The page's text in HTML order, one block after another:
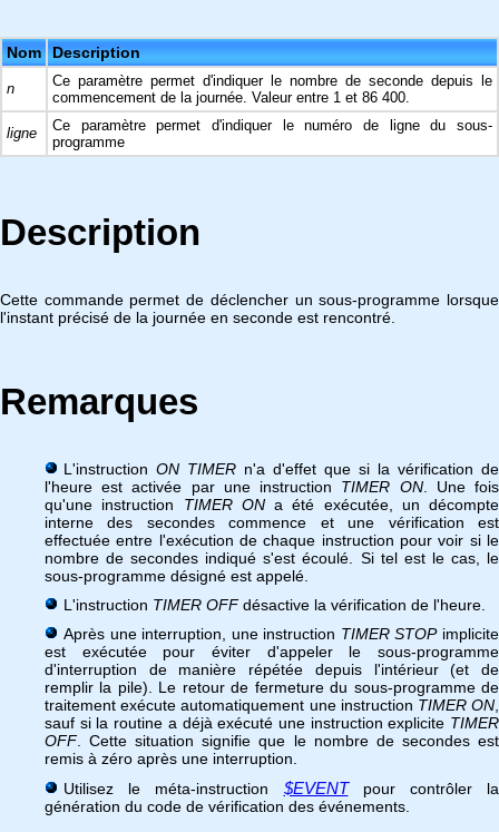
Nom Description
n
Ce paramètre permet d'indiquer le nombre de seconde depuis le
commencement de la journée. Valeur entre 1 et 86 400.
ligne
Ce paramètre permet d'indiquer le numéro de ligne du sous-
programme
Description
Cette commande permet de déclencher un sous-programme lorsque
l'instant précisé de la journée en seconde est rencontré.
Remarques
L'instruction ON TIMER n'a d'effet que si la vérification de
l'heure est activée par une instruction TIMER ON. Une fois
qu'une instruction TIMER ONa été exécutée, un décompte
interne des secondes commence et une vérification est
effectuée entre l'exécution de chaque instruction pour voir si le
nombre de secondes indiqué s'est écoulé. Si tel est le cas, le
sous-programme désigné est appelé.
L'instruction TIMER OFFdésactive la vérification de l'heure.
Après une interruption, une instruction TIMER STOPimplicite
est exécutée pour éviter d'appeler le sous-programme
d'interruption de manière répétée depuis l'intérieur (et de
remplir la pile). Le retour de fermeture du sous-programme de
traitement exécute automatiquement une instruction TIMER ON
sauf si la routine a déjà exécuté une instruction explicite TIMER
OFF. Cette situation signifie que le nombre de secondes est
remis à zéro après une interruption.
Utilisez le méta-instruction $EVENTpour contrôler la
génération du code de vérification des événements.